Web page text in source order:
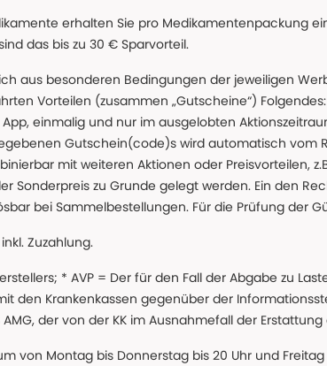
erhalten Sie pro Medikamentenpackung
das bis zu 30 € Sparvorteil.
aus besonderen Bedingungen der jeweiligen
Vorteilen (zusammen „Gutscheine“)
einmalig und nur im ausgelobten
Gutschein(code)s wird automatisch
mit weiteren Aktionen oder Preisvorteilen,
Sonderpreis zu Grunde gelegt werden. Ein den
bei Sammelbestellungen. Für die Prüfung der
Zuzahlung.
* AVP = Der für den Fall der Abgabe zu
den Krankenkassen gegenüber der
AMG, der von der KK im Ausnahmefall der
von Montag bis Donnerstag bis 20 Uhr und